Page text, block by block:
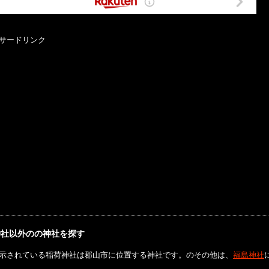
ードリンク
以外のの神社を探す
されている稲荷神社は郡山市に位置する神社です。のその他は、 福島神社